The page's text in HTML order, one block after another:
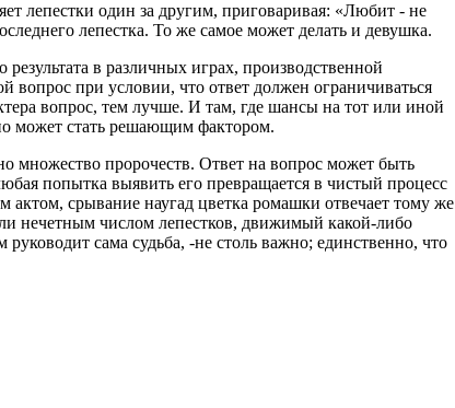
лепестки один за другим, приговаривая: «Любит - не
лепестка. То же самое может делать и девушка.
в различных играх, производственной
вопрос при условии, что ответ должен ограничиваться
вопрос, тем лучше. И там, где шансы на тот или иной
может стать решающим фактором.
множество пророчеств. Ответ на вопрос может быть
попытка выявить его превращается в чистый процесс
актом, срывание наугад цветка ромашки отвечает тому же
нечетным числом лепестков, движимый какой-либо
сама судьба, -не столь важно; единственно, что